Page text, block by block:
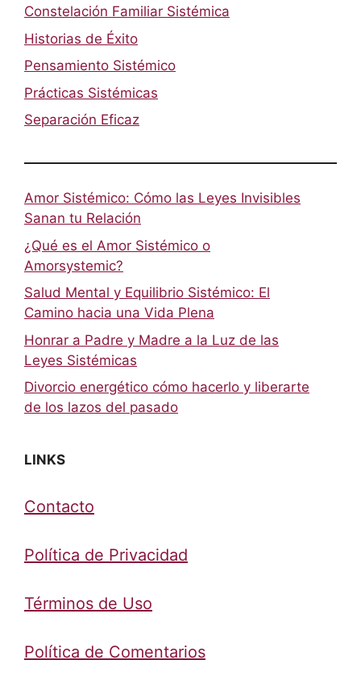
Constelación Familiar Sistémica
Historias de Éxito
Pensamiento Sistémico
Prácticas Sistémicas
Separación Eficaz
Amor Sistémico: Cómo las Leyes Invisibles
Sanan tu Relación
¿Qué es el Amor Sistémico o
Amorsystemic?
Salud Mental y Equilibrio Sistémico: El
Camino hacia una Vida Plena
Honrar a Padre y Madre a la Luz de las
Leyes Sistémicas
Divorcio energético cómo hacerlo y liberarte
de los lazos del pasado
LINKS
Contacto
Política de Privacidad
Términos de Uso
Política de Comentarios